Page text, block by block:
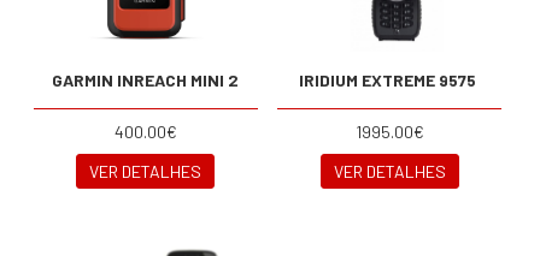
GARMIN INREACH MINI 2
400.00€
VER DETALHES
IRIDIUM EXTREME 9575
1995.00€
VER DETALHES